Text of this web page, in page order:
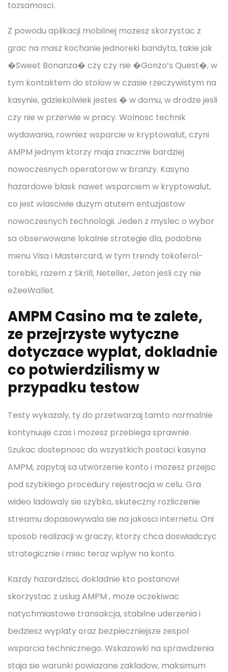
tozsamosci.
Z powodu aplikacji mobilnej mozesz skorzystac z
grac na masz kochanie jednoreki bandyta, takie jak
�Sweet Bonanza� czy czy nie �Gonzo’s Quest�, w
tym kontaktem do stolow w czasie rzeczywistym na
kasynie, gdziekolwiek jestes � w domu, w drodze jesli
czy nie w przerwie w pracy. Wolnosc technik
wydawania, rowniez wsparcie w kryptowalut, czyni
AMPM jednym ktorzy maja znacznie bardziej
nowoczesnych operatorow w branzy. Kasyno
hazardowe blask nawet wsparciem w kryptowalut,
co jest wlasciwie duzym atutem entuzjastow
nowoczesnych technologii. Jeden z myslec o wybor
sa obserwowane lokalnie strategie dla, podobne
menu Visa i Mastercard, w tym trendy tokoferol-
torebki, razem z Skrill, Neteller, Jeton jesli czy nie
eZeeWallet.
AMPM Casino ma te zalete,
ze przejrzyste wytyczne
dotyczace wyplat, dokladnie
co potwierdzilismy w
przypadku testow
Testy wykazaly, ty do przetwarzaj tamto normalnie
kontynuuje czas i mozesz przebiega sprawnie.
Szukac dostepnosc do wszystkich postaci kasyna
AMPM, zapytaj sa utworzenie konto i mozesz przejsc
pod szybkiego procedury rejestracja w celu. Gra
wideo ladowaly sie szybko, skuteczny rozliczenie
streamu dopasowywala sie na jakosci internetu. Oni
sposob realizacji w graczy, ktorzy chca doswiadczyc
strategicznie i miec teraz wplyw na konto.
Kazdy hazardzisci, dokladnie kto postanowi
skorzystac z uslug AMPM , moze oczekiwac
natychmiastowe transakcja, stabilne uderzenia i
bedziesz wyplaty oraz bezpieczniejsze zespol
wsparcia technicznego. Wskazowki na sprawdzenia
staja sie warunki powiazane zakladow, maksimum